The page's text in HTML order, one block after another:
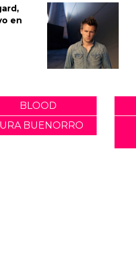
en
BLOOD
BUENORRO